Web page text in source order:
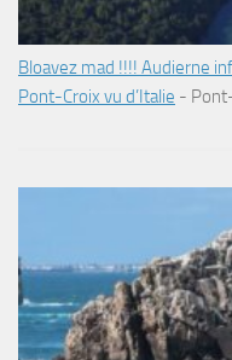
Bloavez mad !!!! Audierne
Pont-Croix vu d’Italie -